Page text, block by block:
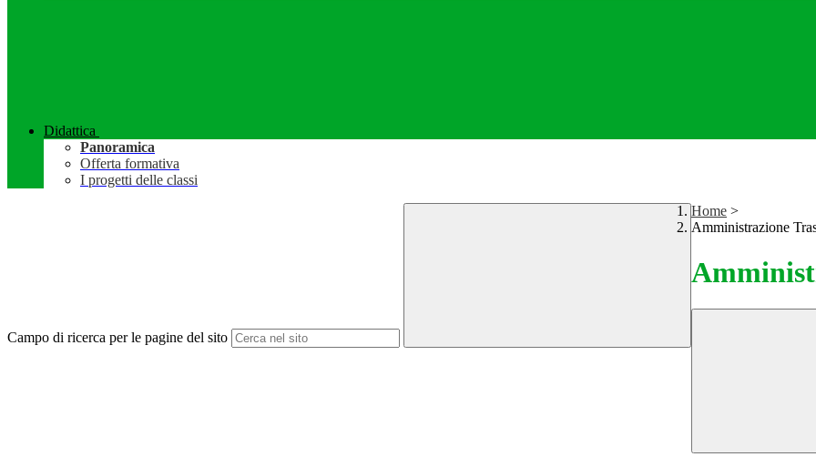
Didattica
Panoramica
Offerta formativa
I progetti delle classi
Campo di ricerca per le pagine del sito
Home >
Amministrazione